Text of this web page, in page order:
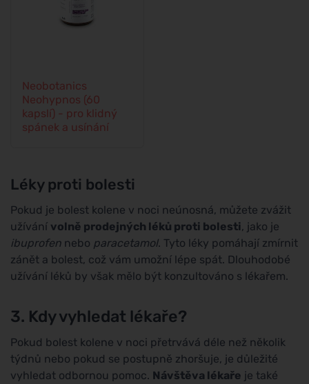
Neobotanics
Neohypnos (60
kapslí) - pro klidný
spánek a usínání
Léky proti bolesti
Pokud je bolest kolene v noci neúnosná, můžete zvážit
užívání volně prodejných léků proti bolesti, jako je
ibuprofen nebo paracetamol. Tyto léky pomáhají zmírnit
zánět a bolest, což vám umožní lépe spát. Dlouhodobé
užívání léků by však mělo být konzultováno s lékařem.
3. Kdy vyhledat lékaře?
Pokud bolest kolene v noci přetrvává déle než několik
týdnů nebo pokud se postupně zhoršuje, je důležité
vyhledat odbornou pomoc. Návštěva lékaře je také